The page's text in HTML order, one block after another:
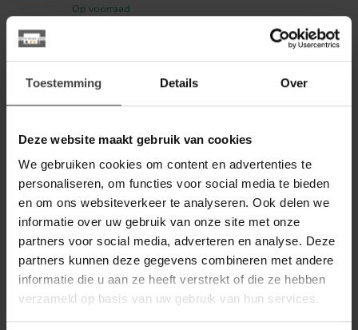
Toestemming Details Over
Deze website maakt gebruik van cookies
We gebruiken cookies om content en advertenties te
personaliseren, om functies voor social media te bieden
en om ons websiteverkeer te analyseren. Ook delen we
informatie over uw gebruik van onze site met onze
partners voor social media, adverteren en analyse. Deze
partners kunnen deze gegevens combineren met andere
informatie die u aan ze heeft verstrekt of die ze hebben
verzameld op basis van uw gebruik van hun services.
Op voorraad
WoonStijl Kapstok rek 14
haken tweak
Op voorraad
249,00
WOONSTIJL
WoonStijl Kapstok edge 6
haken hoedenplank / Massief
acacia naturel
Op voorraad
149,00
WOONSTIJL
WoonStijl Kapstok tweak 13
haken breed 149,00